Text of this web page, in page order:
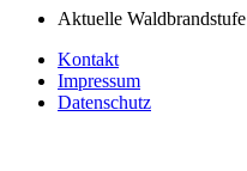
Aktuelle Waldbrandstufe
Kontakt
Impressum
Datenschutz